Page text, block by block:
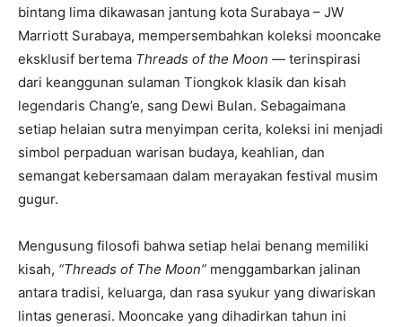
bintang lima dikawasan jantung kota Surabaya – JW
Marriott Surabaya, mempersembahkan koleksi mooncake
eksklusif bertema Threads of the Moon — terinspirasi
dari keanggunan sulaman Tiongkok klasik dan kisah
legendaris Chang’e, sang Dewi Bulan. Sebagaimana
setiap helaian sutra menyimpan cerita, koleksi ini menjadi
simbol perpaduan warisan budaya, keahlian, dan
semangat kebersamaan dalam merayakan festival musim
gugur.
Mengusung filosofi bahwa setiap helai benang memiliki
kisah, “Threads of The Moon” menggambarkan jalinan
antara tradisi, keluarga, dan rasa syukur yang diwariskan
lintas generasi. Mooncake yang dihadirkan tahun ini